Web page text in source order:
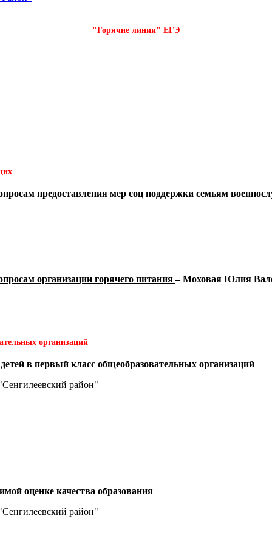
"Горячие линии" ЕГЭ
предоставления мер соц поддержки семьям
организации горячего питания– Моховая Юлия
организаций
в первый класс общеобразовательных организаций
район"
оценке качества образования
район"